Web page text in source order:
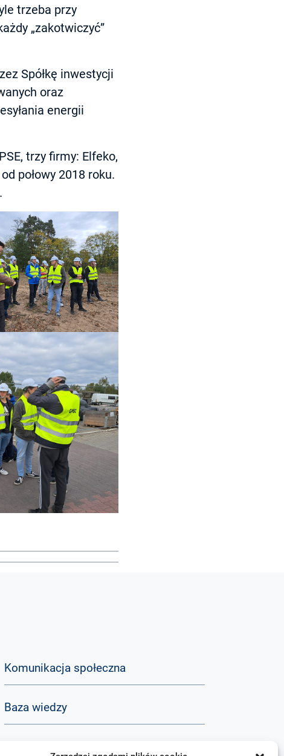
trzeba przy
„zakotwiczyć”
Spółkę inwestycji
oraz
energii
trzy firmy: Elfeko,
połowy 2018 roku.
Komunikacja społeczna
Baza wiedzy